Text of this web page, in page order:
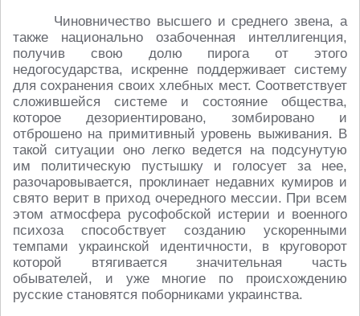
Чиновничество высшего и среднего звена, а
также национально озабоченная интеллигенция,
получив свою долю пирога от этого
недогосударства, искренне поддерживает систему
для сохранения своих хлебных мест. Соответствует
сложившейся системе и состояние общества,
которое дезориентировано, зомбировано и
отброшено на примитивный уровень выживания. В
такой ситуации оно легко ведется на подсунутую
им политическую пустышку и голосует за нее,
разочаровывается, проклинает недавних кумиров и
свято верит в приход очередного мессии. При всем
этом атмосфера русофобской истерии и военного
психоза способствует созданию ускоренными
темпами украинской идентичности, в круговорот
которой втягивается значительная часть
обывателей, и уже многие по происхождению
русские становятся поборниками украинства.